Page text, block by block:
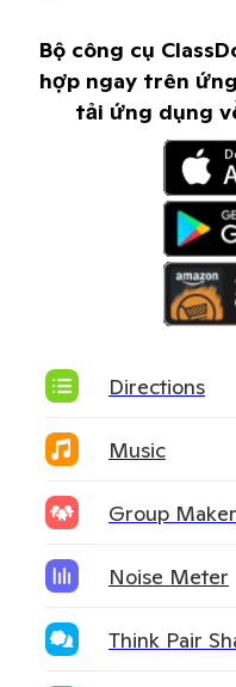
Directions
Music
Group Maker
Noise Meter
Think Pair
Bộ công cụ
hợp ngay trên
tải ứng dụng